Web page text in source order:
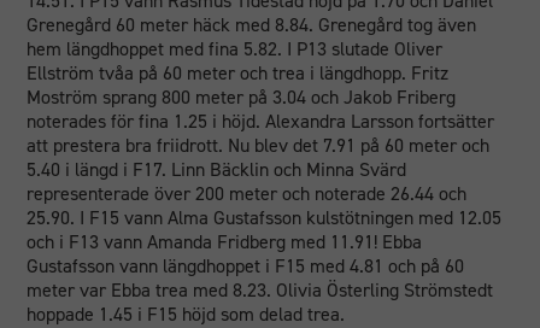
Grenegård 60 meter häck med 8.84. Grenegård tog även
hem längdhoppet med fina 5.82. I P13 slutade Oliver
Ellström tvåa på 60 meter och trea i längdhopp. Fritz
Moström sprang 800 meter på 3.04 och Jakob Friberg
noterades för fina 1.25 i höjd. Alexandra Larsson fortsätter
att prestera bra friidrott. Nu blev det 7.91 på 60 meter och
5.40 i längd i F17. Linn Bäcklin och Minna Svärd
representerade över 200 meter och noterade 26.44 och
25.90. I F15 vann Alma Gustafsson kulstötningen med 12.05
och i F13 vann Amanda Fridberg med 11.91! Ebba
Gustafsson vann längdhoppet i F15 med 4.81 och på 60
meter var Ebba trea med 8.23. Olivia Österling Strömstedt
hoppade 1.45 i F15 höjd som delad trea.